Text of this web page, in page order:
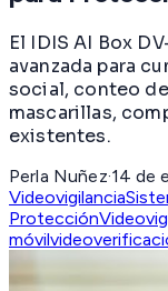
El IDIS AI Box
avanzada para
social, conteo
mascarillas,
existentes.
Perla Nuñez·14 de
Videovigilancia
Protección
móvil